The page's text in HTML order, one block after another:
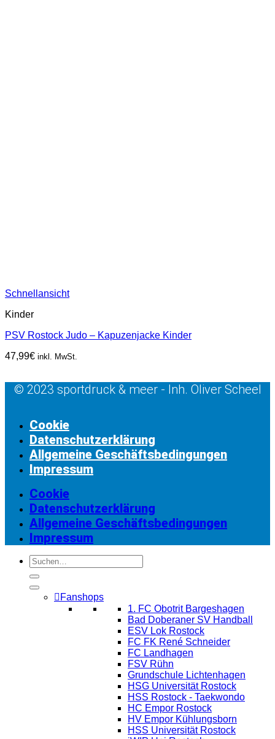
Schnellansicht
Kinder
PSV Rostock Judo – Kapuzenjacke Kinder
47,99€ inkl. MwSt.
© 2023 sportdruck & meer - Inh. Oliver Scheel
Cookie
Datenschutzerklärung
Allgemeine Geschäftsbedingungen
Impressum
Cookie
Datenschutzerklärung
Allgemeine Geschäftsbedingungen
Impressum
Suchen
nach:
Fanshops
1. FC Obotrit Bargeshagen
Bad Doberaner SV Handball
ESV Lok Rostock
FC FK René Schneider
FC Landhagen
FSV Rühn
Grundschule Lichtenhagen
HSG Universität Rostock
HSS Rostock - Taekwondo
HC Empor Rostock
HV Empor Kühlungsborn
HSS Universität Rostock